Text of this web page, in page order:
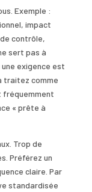
Exemple :
impact
contrôle,
sert pas à
exigence est
traitez comme
fréquemment
« prête à
Trop de
Préférez un
claire. Par
standardisée